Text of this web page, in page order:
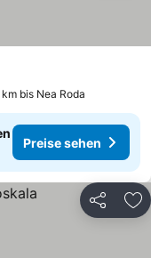
bis Nea Roda
Preise sehen
Teilen